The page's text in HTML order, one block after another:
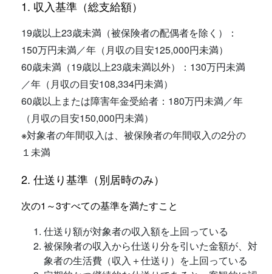
1. 収入基準（総支給額）
19歳以上23歳未満（被保険者の配偶者を除く）：
150万円未満／年（月収の目安125,000円未満）
60歳未満（19歳以上23歳未満以外）：130万円未満
／年（月収の目安108,334円未満）
60歳以上または障害年金受給者：180万円未満／年
（月収の目安150,000円未満）
※対象者の年間収入は、被保険者の年間収入の2分の
１未満
2. 仕送り基準（別居時のみ）
次の1～3すべての基準を満たすこと
仕送り額が対象者の収入額を上回っている
被保険者の収入から仕送り分を引いた金額が、対
象者の生活費（収入＋仕送り）を上回っている